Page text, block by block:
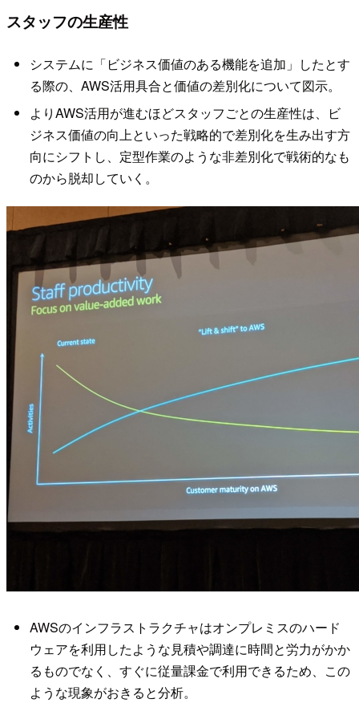
スタッフの生産性
システムに「ビジネス価値のある機能を追加」したとす
る際の、AWS活用具合と価値の差別化について図示。
よりAWS活用が進むほどスタッフごとの生産性は、ビ
ジネス価値の向上といった戦略的で差別化を生み出す方
向にシフトし、定型作業のような非差別化で戦術的なも
のから脱却していく。
AWSのインフラストラクチャはオンプレミスのハード
ウェアを利用したような見積や調達に時間と労力がかか
るものでなく、すぐに従量課金で利用できるため、この
ような現象がおきると分析。